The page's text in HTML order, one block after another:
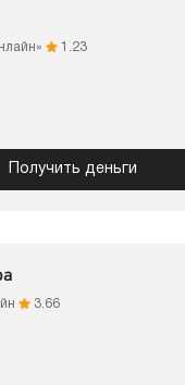
1.23
Получить деньги
3.66